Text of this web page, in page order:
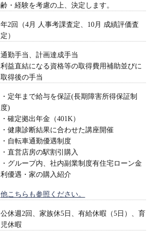
齢・経験を考慮の上、決定します。
年2回（4月 人事考課査定、10月 成績評価査
定）
通勤手当、計画達成手当
利益直結になる資格等の取得費用補助並びに
取得後の手当
・定年まで給与を保証(長期障害所得保証制
度)
・確定拠出年金（401K）
・健康診断結果に合わせた講座開催
・自転車通勤優遇制度
・直営店房の駅割引購入
・グループ内、社内副業制度有住宅ローン金
利優遇・家の購入紹介
他こちらも参照ください。
公休週2回、家族休5日、有給休暇（5日）、育
児休暇